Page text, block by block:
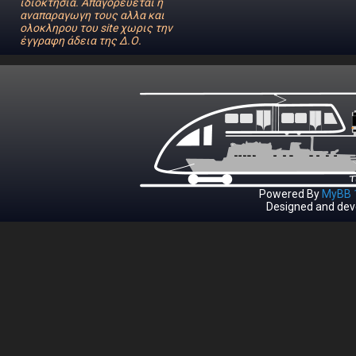
αναπαραγωγη τους αλλα και
ολοκληρου του site χωρις την
έγγραφη άδεια της Δ.Ο.
Powered By MyBB
Designed and